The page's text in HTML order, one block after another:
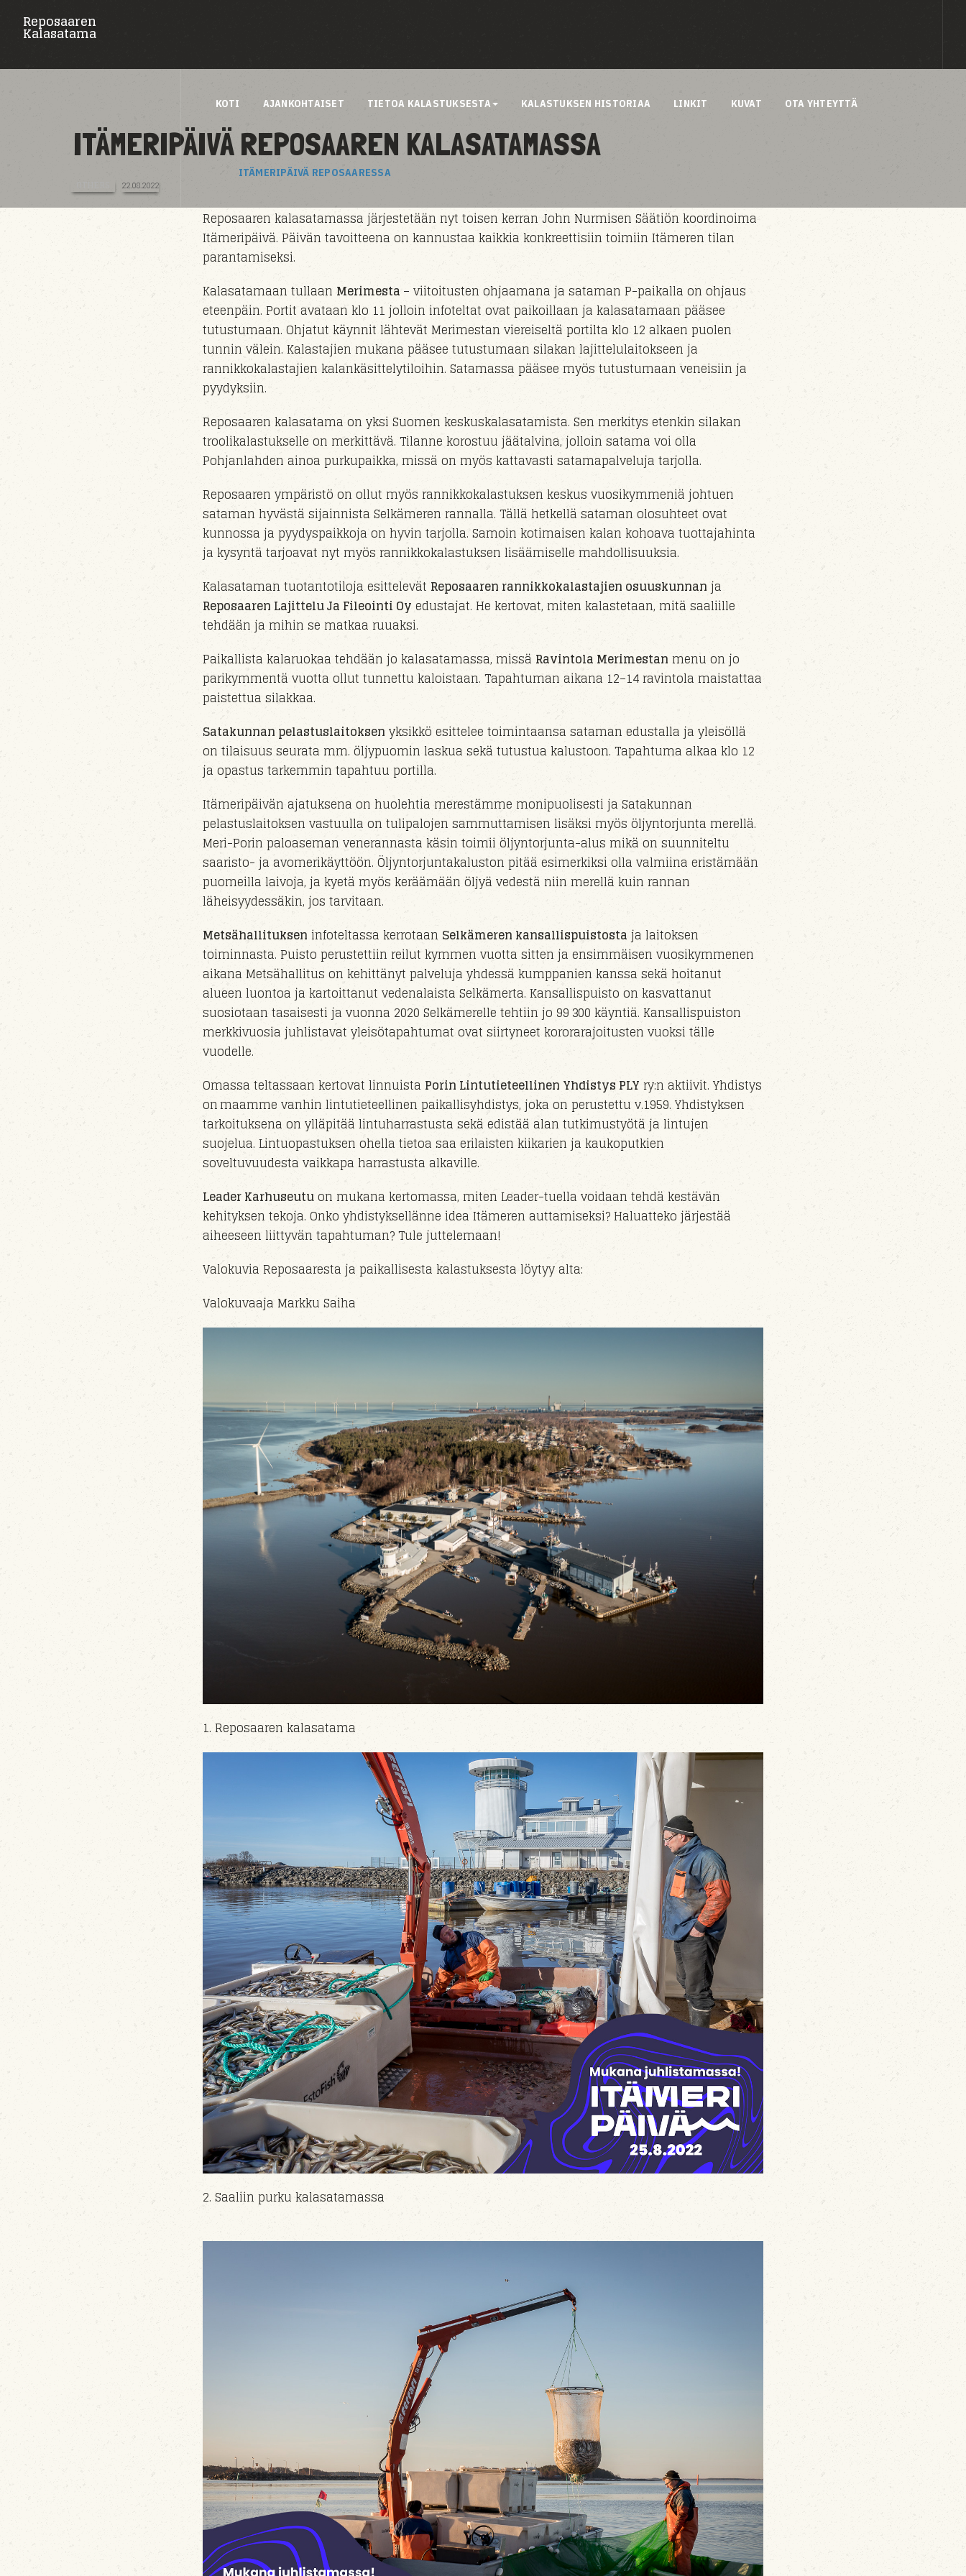
Reposaaren
Kalasatama
KOTI AJANKOHTAISET TIETOA KALASTUKSESTA KALASTUKSEN HISTORIAA LINKIT KUVAT OTA YHTEYTTÄ
ITÄMERIPÄIVÄ REPOSAARESSA
ITÄMERIPÄIVÄ REPOSAAREN KALASATAMASSA
22.08.2022
Reposaaren kalasatamassa järjestetään nyt toisen kerran John Nurmisen Säätiön koordinoima
Itämeripäivä. Päivän tavoitteena on kannustaa kaikkia konkreettisiin toimiin Itämeren tilan
parantamiseksi.
Kalasatamaan tullaan Merimesta – viitoitusten ohjaamana ja sataman P-paikalla on ohjaus
eteenpäin. Portit avataan klo 11 jolloin infoteltat ovat paikoillaan ja kalasatamaan pääsee
tutustumaan. Ohjatut käynnit lähtevät Merimestan viereiseltä portilta klo 12 alkaen puolen
tunnin välein. Kalastajien mukana pääsee tutustumaan silakan lajittelulaitokseen ja
rannikkokalastajien kalankäsittelytiloihin. Satamassa pääsee myös tutustumaan veneisiin ja
pyydyksiin.
Reposaaren kalasatama on yksi Suomen keskuskalasatamista. Sen merkitys etenkin silakan
troolikalastukselle on merkittävä. Tilanne korostuu jäätalvina, jolloin satama voi olla
Pohjanlahden ainoa purkupaikka, missä on myös kattavasti satamapalveluja tarjolla.
Reposaaren ympäristö on ollut myös rannikkokalastuksen keskus vuosikymmeniä johtuen
sataman hyvästä sijainnista Selkämeren rannalla. Tällä hetkellä sataman olosuhteet ovat
kunnossa ja pyydyspaikkoja on hyvin tarjolla. Samoin kotimaisen kalan kohoava tuottajahinta
ja kysyntä tarjoavat nyt myös rannikkokalastuksen lisäämiselle mahdollisuuksia.
Kalasataman tuotantotiloja esittelevät Reposaaren rannikkokalastajien osuuskunnan ja
Reposaaren Lajittelu Ja Fileointi Oy edustajat. He kertovat, miten kalastetaan, mitä saaliille
tehdään ja mihin se matkaa ruuaksi.
Paikallista kalaruokaa tehdään jo kalasatamassa, missä Ravintola Merimestan menu on jo
parikymmentä vuotta ollut tunnettu kaloistaan. Tapahtuman aikana 12–14 ravintola maistattaa
paistettua silakkaa.
Satakunnan pelastuslaitoksen yksikkö esittelee toimintaansa sataman edustalla ja yleisöllä
on tilaisuus seurata mm. öljypuomin laskua sekä tutustua kalustoon. Tapahtuma alkaa klo 12
ja opastus tarkemmin tapahtuu portilla.
Itämeripäivän ajatuksena on huolehtia merestämme monipuolisesti ja Satakunnan
pelastuslaitoksen vastuulla on tulipalojen sammuttamisen lisäksi myös öljyntorjunta merellä.
Meri-Porin paloaseman venerannasta käsin toimii öljyntorjunta-alus mikä on suunniteltu
saaristo- ja avomerikäyttöön. Öljyntorjuntakaluston pitää esimerkiksi olla valmiina eristämään
puomeilla laivoja, ja kyetä myös keräämään öljyä vedestä niin merellä kuin rannan
läheisyydessäkin, jos tarvitaan.
Metsähallituksen infoteltassa kerrotaan Selkämeren kansallispuistosta ja laitoksen
toiminnasta. Puisto perustettiin reilut kymmen vuotta sitten ja ensimmäisen vuosikymmenen
aikana Metsähallitus on kehittänyt palveluja yhdessä kumppanien kanssa sekä hoitanut
alueen luontoa ja kartoittanut vedenalaista Selkämerta. Kansallispuisto on kasvattanut
suosiotaan tasaisesti ja vuonna 2020 Selkämerelle tehtiin jo 99 300 käyntiä. Kansallispuiston
merkkivuosia juhlistavat yleisötapahtumat ovat siirtyneet kororarajoitusten vuoksi tälle
vuodelle.
Omassa teltassaan kertovat linnuista Porin Lintutieteellinen Yhdistys PLY ry:n aktiivit. Yhdistys
on maamme vanhin lintutieteellinen paikallisyhdistys, joka on perustettu v.1959. Yhdistyksen
tarkoituksena on ylläpitää lintuharrastusta sekä edistää alan tutkimustyötä ja lintujen
suojelua. Lintuopastuksen ohella tietoa saa erilaisten kiikarien ja kaukoputkien
soveltuvuudesta vaikkapa harrastusta alkaville.
Leader Karhuseutuon mukana kertomassa, miten Leader-tuella voidaan tehdä kestävän
kehityksen tekoja. Onko yhdistyksellänne idea Itämeren auttamiseksi? Haluatteko järjestää
aiheeseen liittyvän tapahtuman? Tule juttelemaan!
Valokuvia Reposaaresta ja paikallisesta kalastuksesta löytyy alta:
Valokuvaaja Markku Saiha
1. Reposaaren kalasatama
2. Saaliin purku kalasatamassa